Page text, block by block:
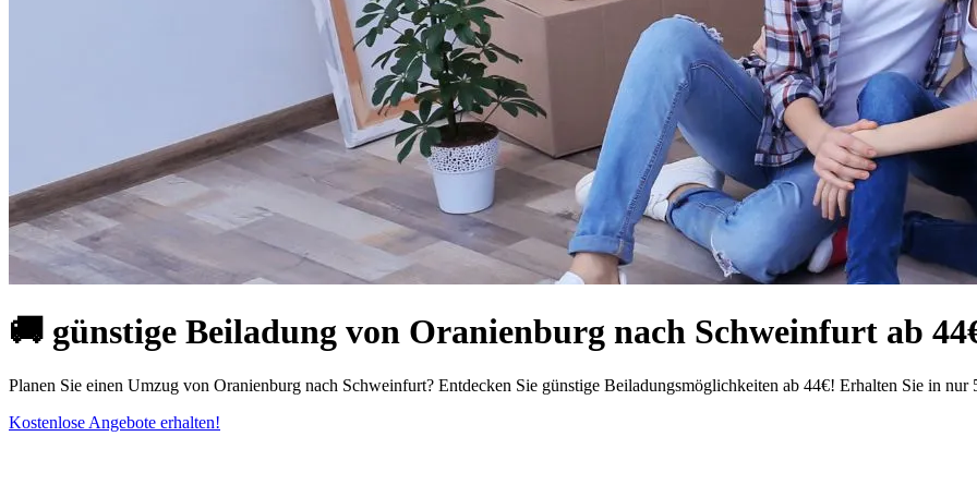
🚚 günstige Beiladung von Oranienburg nach Schweinfurt ab
Planen Sie einen Umzug von Oranienburg nach Schweinfurt? Entdecken Sie günstige Beiladungsmöglichkeiten ab 44€! Erhalten Sie in
Kostenlose Angebote erhalten!